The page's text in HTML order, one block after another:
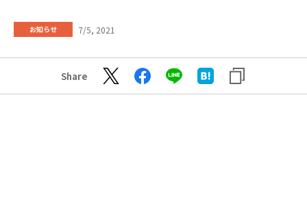
お知らせ 7/5, 2021
Share